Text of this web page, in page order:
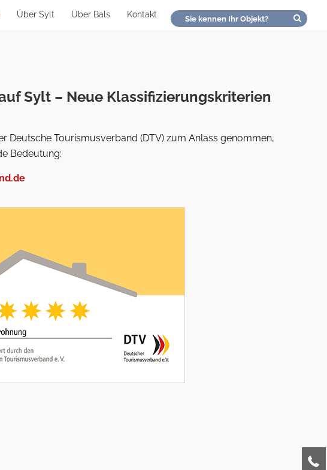
Über Sylt Über Bals Kontakt
Sylt – Neue Klassifizierungskriterien
Deutsche Tourismusverband (DTV) zum Anlass genommen,
Bedeutung: